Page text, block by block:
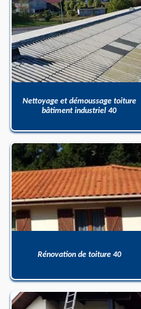
Nettoyage et démoussage toiture
bâtiment industriel 40
Rénovation de toiture 40